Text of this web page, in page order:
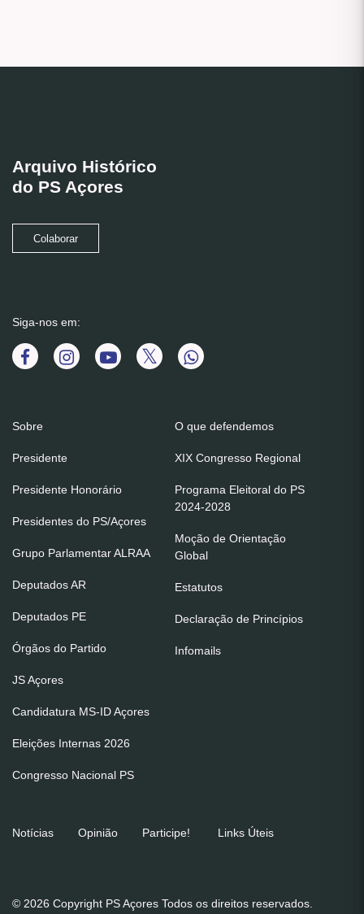
Arquivo Histórico
do PS Açores
Colaborar
Siga-nos em:
Sobre
Presidente
Presidente Honorário
Presidentes do PS/Açores
Grupo Parlamentar ALRAA
Deputados AR
Deputados PE
Órgãos do Partido
JS Açores
Candidatura MS-ID Açores
Eleições Internas 2026
Congresso Nacional PS
O que defendemos
XIX Congresso Regional
Programa Eleitoral do PS
2024-2028
Moção de Orientação
Global
Estatutos
Declaração de Princípios
Infomails
Notícias Opinião Participe! Links Úteis
© 2026 Copyright PS Açores Todos os direitos reservados.